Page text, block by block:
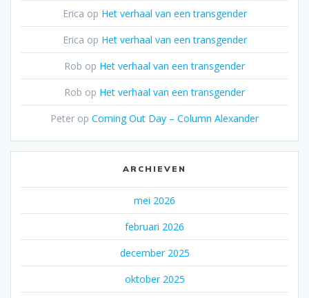
Erica op Het verhaal van een transgender
Erica op Het verhaal van een transgender
Rob op Het verhaal van een transgender
Rob op Het verhaal van een transgender
Peter op Coming Out Day – Column Alexander
ARCHIEVEN
mei 2026
februari 2026
december 2025
oktober 2025